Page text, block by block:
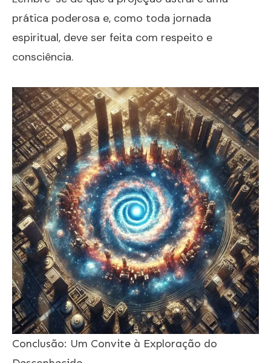
prática poderosa e, como toda jornada
espiritual, deve ser feita com respeito e
consciência.
Conclusão: Um Convite à Exploração do